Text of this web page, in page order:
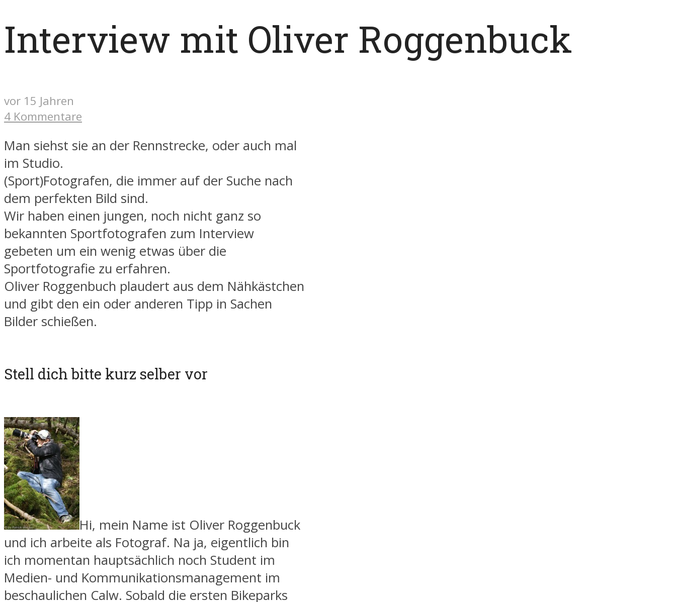
Interview mit Oliver Roggenbuck
vor 15 Jahren
4 Kommentare
Man siehst sie an der Rennstrecke, oder auch mal
im Studio.
(Sport)Fotografen, die immer auf der Suche nach
dem perfekten Bild sind.
Wir haben einen jungen, noch nicht ganz so
bekannten Sportfotografen zum Interview
gebeten um ein wenig etwas über die
Sportfotografie zu erfahren.
Oliver Roggenbuch plaudert aus dem Nähkästchen
und gibt den ein oder anderen Tipp in Sachen
Bilder schießen.
Stell dich bitte kurz selber vor
Hi, mein Name ist Oliver Roggenbuck
und ich arbeite als Fotograf. Na ja, eigentlich bin
ich momentan hauptsächlich noch Student im
Medien- und Kommunikationsmanagement im
beschaulichen Calw. Sobald die ersten Bikeparks